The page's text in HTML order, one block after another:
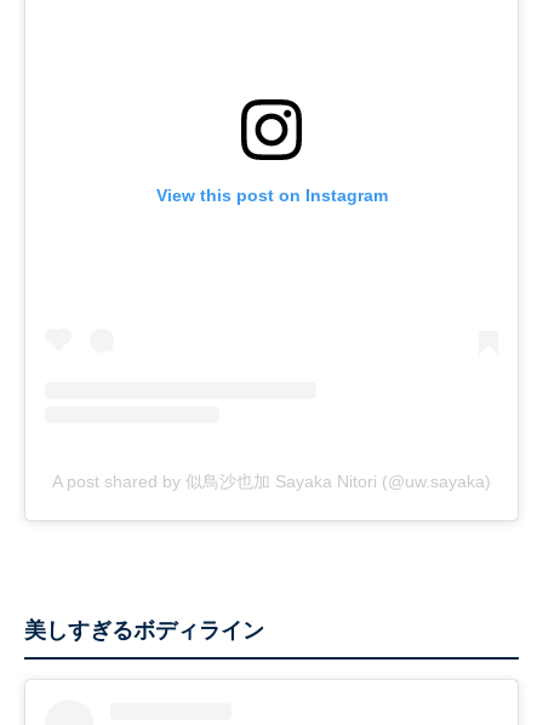
View this post on Instagram
A post shared by 似鳥沙也加 Sayaka Nitori (@uw.sayaka)
美しすぎるボディライン